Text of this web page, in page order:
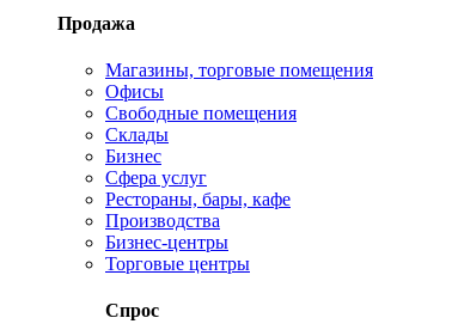
Продажа
Магазины, торговые помещения
Офисы
Свободные помещения
Склады
Бизнес
Сфера услуг
Рестораны, бары, кафе
Производства
Бизнес-центры
Торговые центры
Спрос